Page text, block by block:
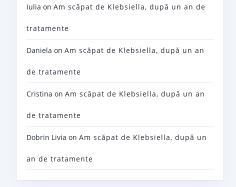
Iulia on Am scăpat de Klebsiella, după un an de
tratamente
Daniela on Am scăpat de Klebsiella, după un an
de tratamente
Cristina on Am scăpat de Klebsiella, după un an
de tratamente
Dobrin Livia on Am scăpat de Klebsiella, după un
an de tratamente